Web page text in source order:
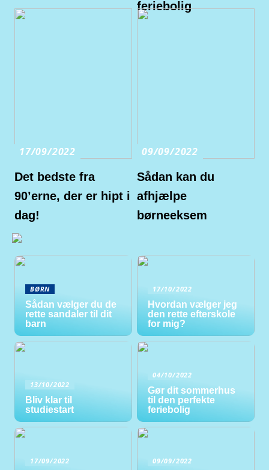
feriebolig
17/09/2022
Det bedste fra
90’erne, der er hipt i
dag!
09/09/2022
Sådan kan du
afhjælpe
børneeksem
BØRN
Sådan vælger du de
rette sandaler til dit
barn
17/10/2022
Hvordan vælger jeg
den rette efterskole
for mig?
13/10/2022
Bliv klar til
studiestart
04/10/2022
Gør dit sommerhus
til den perfekte
feriebolig
17/09/2022 09/09/2022